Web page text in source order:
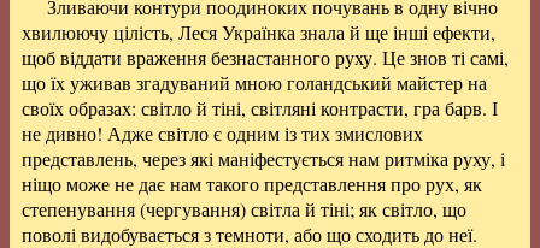
Зливаючи контури поодиноких почувань в одну вічно
хвилюючу цілість, Леся Українка знала й ще інші ефекти,
щоб віддати враження безнастанного руху. Це знов ті самі,
що їх уживав згадуваний мною голандський майстер на
своїх образах: світло й тіні, світляні контрасти, гра барв. І
не дивно! Адже світло є одним із тих змислових
представлень, через які маніфестується нам ритміка руху, і
ніщо може не дає нам такого представлення про рух, як
степенування (чергування) світла й тіні; як світло, що
поволі видобувається з темноти, або що сходить до неї.